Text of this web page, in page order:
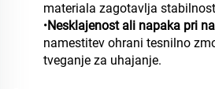
materiala zagotavlja
•Nesklajenost ali napaka pri
namestitev ohrani tesnilno
tveganje za uhajanje.